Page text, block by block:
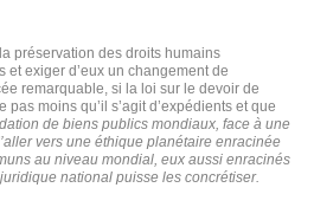
préservation des droits humains
exiger d’eux un changement de
remarquable, si la loi sur le devoir de
moins qu’il s’agit d’expédients et que
de biens publics mondiaux, face à une
vers une éthique planétaire enracinée
au niveau mondial, eux aussi enracinés
national puisse les concrétiser.